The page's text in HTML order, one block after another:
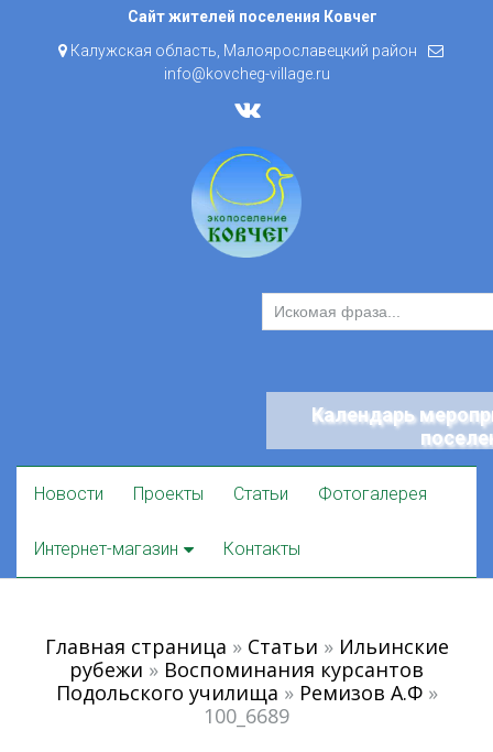
Skip
content
Сайт жителей поселения Ковчег
Калужская область, Малоярославецкий район
info@kovcheg-village.ru
Календарь
Новости Проекты Статьи Фотогалерея
Интернет-магазин Контакты
Главная страница » Статьи » Ильинские
рубежи » Воспоминания курсантов
Подольского училища » Ремизов А.Ф»
100_6689